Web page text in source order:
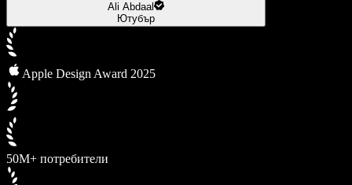
Ali Abdaal
Ютубър
Apple Design Award 2025
50M+ потребители